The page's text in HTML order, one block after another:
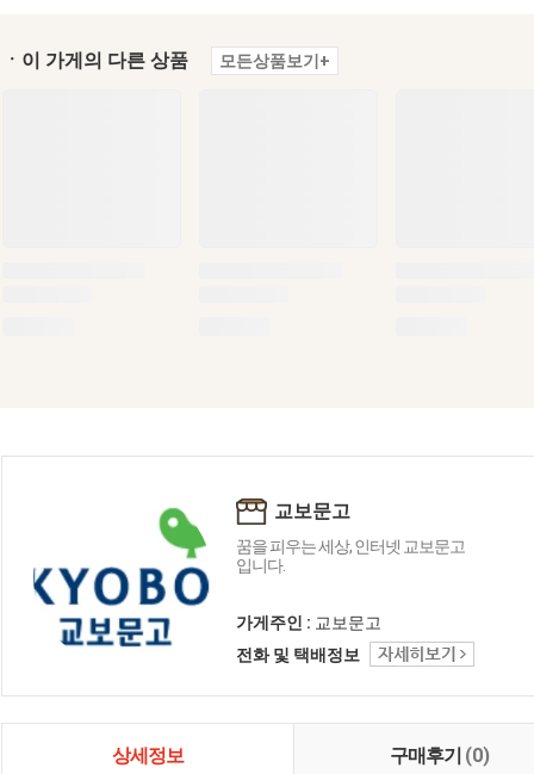
ㆍ이 가게의 다른 상품 모든상품보기+
교보문고
꿈을 피우는 세상, 인터넷 교보문고
입니다.
가게주인 : 교보문고
전화 및 택배정보
상세정보 구매후기 (0)